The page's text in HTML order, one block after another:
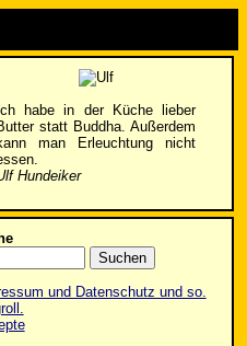
habe in der Küche lieber
statt Buddha. Außerdem
man Erleuchtung nicht
Hundeiker
und Datenschutz und so.